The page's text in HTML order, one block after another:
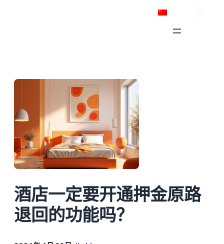
酒店一定要开通押金原路
退回的功能吗？